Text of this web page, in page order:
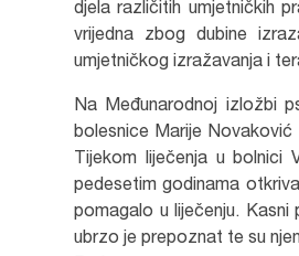
djela različitih umjetničkih
vrijedna zbog dubine
umjetničkog izražavanja i
Na Međunarodnoj izložbi
bolesnice Marije Novaković
Tijekom liječenja u bolnici
pedesetim godinama
pomagalo u liječenju.
ubrzo je prepoznat te su